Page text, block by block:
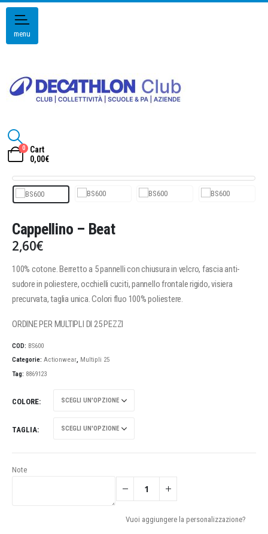
menu
0
Cart
0,00€
Cappellino – Beat
2,60€
100% cotone. Berretto a 5 pannelli con chiusura in velcro, fascia anti-
sudore in poliestere, occhielli cuciti, pannello frontale rigido, visiera
precurvata, taglia unica. Colori fluo 100% poliestere.
ORDINE PER MULTIPLI DI 25 PEZZI
COD: BS600
Categorie: Actionwear, Multipli 25
Tag: 8869123
COLORE
TAGLIA
Note
Vuoi aggiungere la personalizzazione?